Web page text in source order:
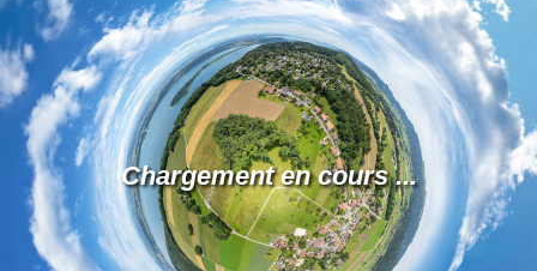
Panorama de la Commune
Découvrez le Plateau de Diesse depuis les